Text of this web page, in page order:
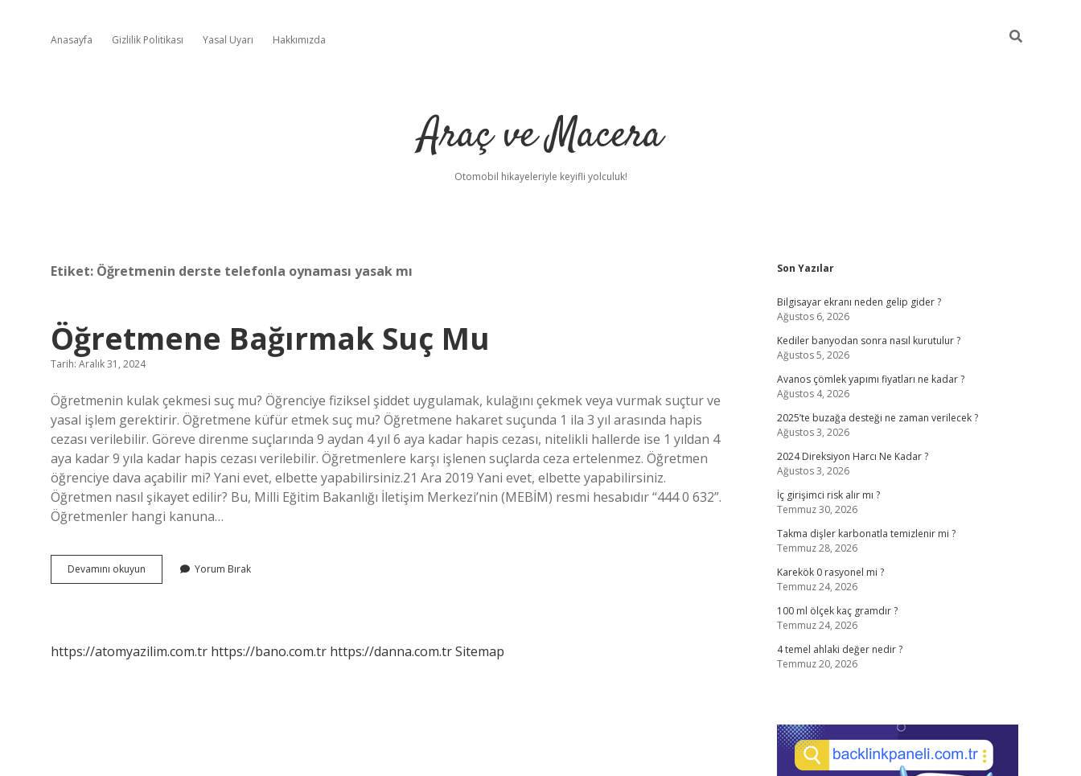
Anasayfa Gizlilik Politikası Yasal Uyarı Hakkımızda
Araç ve Macera
Otomobil hikayeleriyle keyifli yolculuk!
Etiket: Öğretmenin derste telefonla oynaması yasak mı
Öğretmene Bağırmak Suç Mu
Tarih: Aralık 31, 2024
Öğretmenin kulak çekmesi suç mu? Öğrenciye fiziksel şiddet uygulamak, kulağını çekmek veya vurmak suçtur ve
yasal işlem gerektirir. Öğretmene küfür etmek suç mu? Öğretmene hakaret suçunda 1 ila 3 yıl arasında hapis
cezası verilebilir. Göreve direnme suçlarında 9 aydan 4 yıl 6 aya kadar hapis cezası, nitelikli hallerde ise 1 yıldan 4
aya kadar 9 yıla kadar hapis cezası verilebilir. Öğretmenlere karşı işlenen suçlarda ceza ertelenmez. Öğretmen
öğrenciye dava açabilir mi? Yani evet, elbette yapabilirsiniz.21 Ara 2019 Yani evet, elbette yapabilirsiniz.
Öğretmen nasıl şikayet edilir? Bu, Milli Eğitim Bakanlığı İletişim Merkezi’nin (MEBİM) resmi hesabıdır “444 0 632”.
Öğretmenler hangi kanuna…
Devamını okuyun Öğretmene
Bağırmak
Yorum Bırak
https://atomyazilim.com.tr https://bano.com.tr https://danna.com.trSitemap
Sidebar
Son Yazılar
Bilgisayar ekranı neden gelip gider ?
Ağustos 6, 2026
Kediler banyodan sonra nasıl kurutulur ?
Ağustos 5, 2026
Avanos çömlek yapımı fiyatları ne kadar ?
Ağustos 4, 2026
2025’te buzağa desteği ne zaman verilecek ?
Ağustos 3, 2026
2024 Direksiyon Harcı Ne Kadar ?
Ağustos 3, 2026
İç girişimci risk alır mı ?
Temmuz 30, 2026
Takma dişler karbonatla temizlenir mi ?
Temmuz 28, 2026
Karekök 0 rasyonel mi ?
Temmuz 24, 2026
100 ml ölçek kaç gramdır ?
Temmuz 24, 2026
4 temel ahlaki değer nedir ?
Temmuz 20, 2026